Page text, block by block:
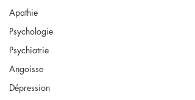
Apathie
Psychologie
Psychiatrie
Angoisse
Dépression